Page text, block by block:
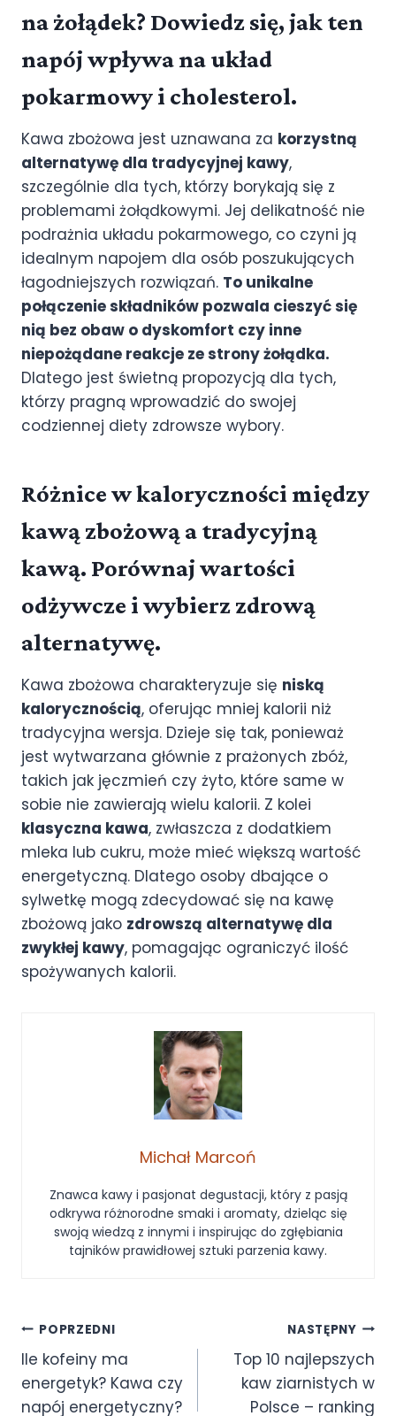
na żołądek? Dowiedz się, jak ten
napój wpływa na układ
pokarmowy i cholesterol.
Kawa zbożowa jest uznawana za korzystną
alternatywę dla tradycyjnej kawy,
szczególnie dla tych, którzy borykają się z
problemami żołądkowymi. Jej delikatność nie
podrażnia układu pokarmowego, co czyni ją
idealnym napojem dla osób poszukujących
łagodniejszych rozwiązań. To unikalne
połączenie składników pozwala cieszyć się
nią bez obaw o dyskomfort czy inne
niepożądane reakcje ze strony żołądka.
Dlatego jest świetną propozycją dla tych,
którzy pragną wprowadzić do swojej
codziennej diety zdrowsze wybory.
Różnice w kaloryczności między
kawą zbożową a tradycyjną
kawą. Porównaj wartości
odżywcze i wybierz zdrową
alternatywę.
Kawa zbożowa charakteryzuje się niską
kalorycznością, oferując mniej kalorii niż
tradycyjna wersja. Dzieje się tak, ponieważ
jest wytwarzana głównie z prażonych zbóż,
takich jak jęczmień czy żyto, które same w
sobie nie zawierają wielu kalorii. Z kolei
klasyczna kawa, zwłaszcza z dodatkiem
mleka lub cukru, może mieć większą wartość
energetyczną. Dlatego osoby dbające o
sylwetkę mogą zdecydować się na kawę
zbożową jako zdrowszą alternatywę dla
zwykłej kawy, pomagając ograniczyć ilość
spożywanych kalorii.
Michał Marcoń
Znawca kawy i pasjonat degustacji, który z pasją
odkrywa różnorodne smaki i aromaty, dzieląc się
swoją wiedzą z innymi i inspirując do zgłębiania
tajników prawidłowej sztuki parzenia kawy.
POPRZEDNI
Ile kofeiny ma
energetyk? Kawa czy
napój energetyczny?
NASTĘPNY
Top 10 najlepszych
kaw ziarnistych w
Polsce – ranking